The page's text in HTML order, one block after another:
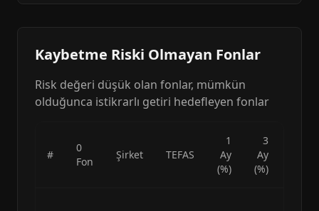
Kaybetme Riski Olmayan Fonlar
Risk değeri düşük olan fonlar, mümkün
olduğunca istikrarlı getiri hedefleyen fonlar
#
0
Fon
Şirket TEFAS
1
Ay
(%)
3
Ay
(%)